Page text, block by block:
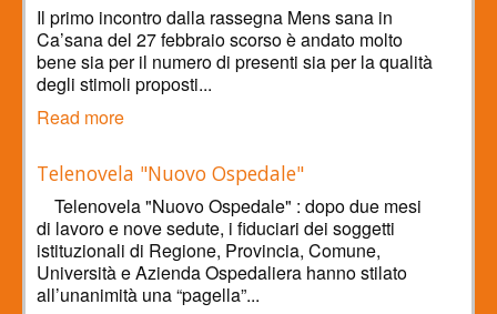
Il primo incontro dalla rassegna Mens sana in
Ca’sana del 27 febbraio scorso è andato molto
bene sia per il numero di presenti sia per la qualità
degli stimoli proposti...
Read more
Telenovela "Nuovo Ospedale"
Telenovela "Nuovo Ospedale" : dopo due mesi
di lavoro e nove sedute, i fiduciari dei soggetti
istituzionali di Regione, Provincia, Comune,
Università e Azienda Ospedaliera hanno stilato
all’unanimità una “pagella”...